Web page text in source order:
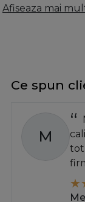
tipurile: dibluri,
diblu nailon cu
din plastic cu
pentru montaj
surub pentru
gips-carton,
cu filet pentru
tip banda,
perforate din
Afiseaza mai
Ce spun
M